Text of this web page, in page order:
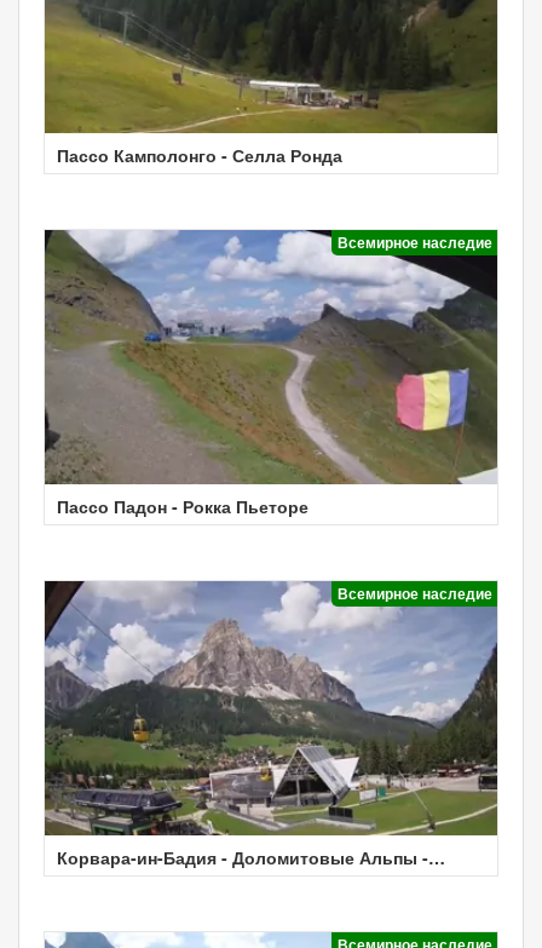
Пассо Камполонго - Селла Ронда
Всемирное наследие
Пассо Падон - Рокка Пьеторе
Всемирное наследие
Корвара-ин-Бадия - Доломитовые Альпы -
Погода